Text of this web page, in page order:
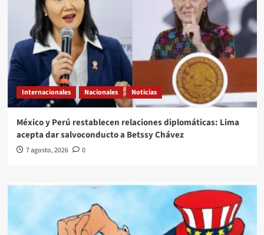
Internacionales Nacionales Noticias
México y Perú restablecen relaciones diplomáticas: Lima
acepta dar salvoconducto a Betssy Chávez
7 agosto, 2026 0